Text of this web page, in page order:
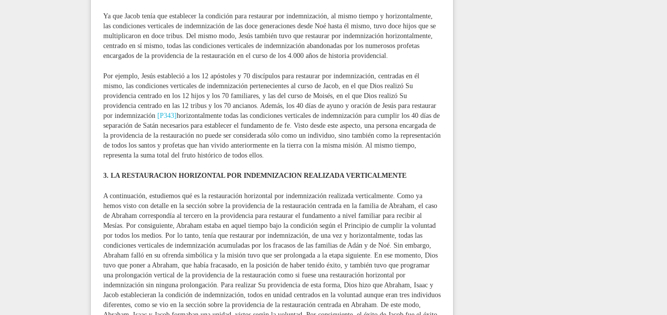
Ya que Jacob tenía que establecer la condición para restaurar por indemnización, al mismo tiempo y horizontalmente,
las condiciones verticales de indemnización de las doce generaciones desde Noé hasta él mismo, tuvo doce hijos que se
multiplicaron en doce tribus. Del mismo modo, Jesús también tuvo que restaurar por indemnización horizontalmente,
centrado en sí mismo, todas las condiciones verticales de indemnización abandonadas por los numerosos profetas
encargados de la providencia de la restauración en el curso de los 4.000 años de historia providencial.
Por ejemplo, Jesús estableció a los 12 apóstoles y 70 discípulos para restaurar por indemnización, centradas en él
mismo, las condiciones verticales de indemnización pertenecientes al curso de Jacob, en el que Dios realizó Su
providencia centrado en los 12 hijos y los 70 familiares, y las del curso de Moisés, en el que Dios realizó Su
providencia centrado en las 12 tribus y los 70 ancianos. Además, los 40 días de ayuno y oración de Jesús para restaurar
por indemnización [P343]horizontalmente todas las condiciones verticales de indemnización para cumplir los 40 días de
separación de Satán necesarios para establecer el fundamento de fe. Visto desde este aspecto, una persona encargada de
la providencia de la restauración no puede ser considerada sólo como un individuo, sino también como la representación
de todos los santos y profetas que han vivido anteriormente en la tierra con la misma misión. Al mismo tiempo,
representa la suma total del fruto histórico de todos ellos.
3. LA RESTAURACION HORIZONTAL POR INDEMNIZACION REALIZADA VERTICALMENTE
A continuación, estudiemos qué es la restauración horizontal por indemnización realizada verticalmente. Como ya
hemos visto con detalle en la sección sobre la providencia de la restauración centrada en la familia de Abraham, el caso
de Abraham correspondía al tercero en la providencia para restaurar el fundamento a nivel familiar para recibir al
Mesías. Por consiguiente, Abraham estaba en aquel tiempo bajo la condición según el Principio de cumplir la voluntad
por todos los medios. Por lo tanto, tenía que restaurar por indemnización, de una vez y horizontalmente, todas las
condiciones verticales de indemnización acumuladas por los fracasos de las familias de Adán y de Noé. Sin embargo,
Abraham falló en su ofrenda simbólica y la misión tuvo que ser prolongada a la etapa siguiente. En ese momento, Dios
tuvo que poner a Abraham, que había fracasado, en la posición de haber tenido éxito, y también tuvo que programar
una prolongación vertical de la providencia de la restauración como si fuese una restauración horizontal por
indemnización sin ninguna prolongación. Para realizar Su providencia de esta forma, Dios hizo que Abraham, Isaac y
Jacob establecieran la condición de indemnización, todos en unidad centrados en la voluntad aunque eran tres individuos
diferentes, como se vio en la sección sobre la providencia de la restauración centrada en Abraham. De este modo,